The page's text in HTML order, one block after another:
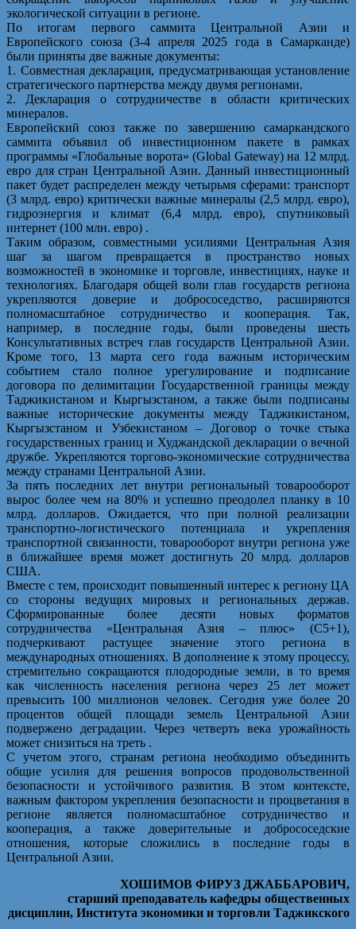
экологической ситуации в регионе.
По итогам первого саммита Центральной Азии и
Европейского союза (3-4 апреля 2025 года в Самарканде)
были приняты две важные документы:
1. Совместная декларация, предусматривающая установление
стратегического партнерства между двумя регионами.
2. Декларация о сотрудничестве в области критических
минералов.
Европейский союз также по завершению самаркандского
саммита объявил об инвестиционном пакете в рамках
программы «Глобальные ворота» (Global Gateway) на 12 млрд.
евро для стран Центральной Азии. Данный инвестиционный
пакет будет распределен между четырьмя сферами: транспорт
(3 млрд. евро) критически важные минералы (2,5 млрд. евро),
гидроэнергия и климат (6,4 млрд. евро), спутниковый
интернет (100 млн. евро) .
Таким образом, совместными усилиями Центральная Азия
шаг за шагом превращается в пространство новых
возможностей в экономике и торговле, инвестициях, науке и
технологиях. Благодаря общей воли глав государств региона
укрепляются доверие и добрососедство, расширяются
полномасштабное сотрудничество и кооперация. Так,
например, в последние годы, были проведены шесть
Консультативных встреч глав государств Центральной Азии.
Кроме того, 13 марта сего года важным историческим
событием стало полное урегулирование и подписание
договора по делимитации Государственной границы между
Таджикистаном и Кыргызстаном, а также были подписаны
важные исторические документы между Таджикистаном,
Кыргызстаном и Узбекистаном – Договор о точке стыка
государственных границ и Худжандской декларации о вечной
дружбе. Укрепляются торгово-экономические сотрудничества
между странами Центральной Азии.
За пять последних лет внутри региональный товарооборот
вырос более чем на 80% и успешно преодолел планку в 10
млрд. долларов. Ожидается, что при полной реализации
транспортно-логистического потенциала и укрепления
транспортной связанности, товарооборот внутри региона уже
в ближайшее время может достигнуть 20 млрд. долларов
США.
Вместе с тем, происходит повышенный интерес к региону ЦА
со стороны ведущих мировых и региональных держав.
Сформированные более десяти новых форматов
сотрудничества «Центральная Азия – плюс» (С5+1),
подчеркивают растущее значение этого региона в
международных отношениях. В дополнение к этому процессу,
стремительно сокращаются плодородные земли, в то время
как численность населения региона через 25 лет может
превысить 100 миллионов человек. Сегодня уже более 20
процентов общей площади земель Центральной Азии
подвержено деградации. Через четверть века урожайность
может снизиться на треть .
С учетом этого, странам региона необходимо объединить
общие усилия для решения вопросов продовольственной
безопасности и устойчивого развития. В этом контексте,
важным фактором укрепления безопасности и процветания в
регионе является полномасштабное сотрудничество и
кооперация, а также доверительные и добрососедские
отношения, которые сложились в последние годы в
Центральной Азии.
ХОШИМОВ ФИРУЗ ДЖАББАРОВИЧ,
старший преподаватель кафедры общественных
дисциплин, Института экономики и торговли Таджикского